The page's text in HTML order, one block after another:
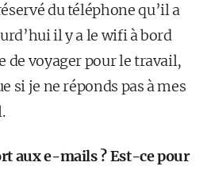
du téléphone qu’il a
il y a le wifi à bord
de voyager pour le travail,
si je ne réponds pas à mes
aux e-mails ? Est-ce pour